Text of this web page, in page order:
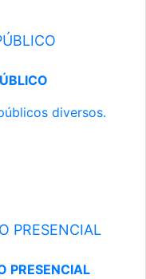
diversos.
PRESENCIAL
PRESENCIAL